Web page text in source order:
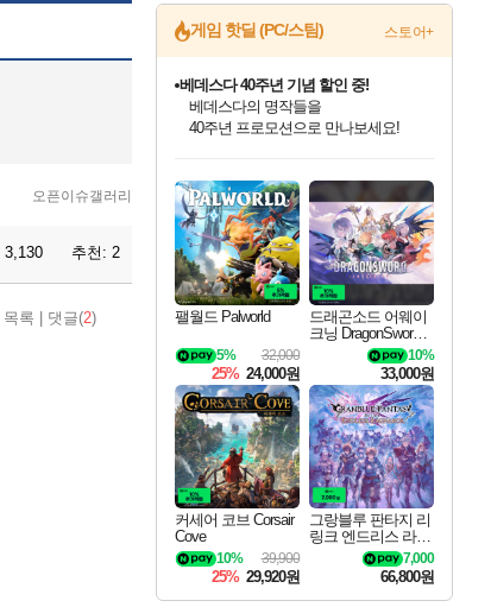
오픈이슈갤러리
3,130 추천: 2
목록 댓글(2)
게임 핫딜 (PC/스팀) 스토어+
최대 90% 할인가를 만나보세요!
네이버혜택과 함께 만나보세요!
50%할인&추가 적립까지!
이니&베니 혜택까지!
네이버 혜택가와 함께 예약하세요!
할인&네이버혜택으로 만나보세요!
네이버페이 혜택과 만나보세요!
베데스다 40주년 기념 할인 중!
베데스다의 명작들을
40주년 프로모션으로 만나보세요!
네이버 포인트 혜택까지!
할인가에 만나보세요!
일부 에디션 상시 할인!
혜택으로 예약 판매 중
편안하게 충전하세요
팰월드 Palworld
32,000
5%
25% 24,000원
드래곤소드 어웨이
크닝 DragonSword A
10%
33,000원
커세어 코브 Corsair
Cove
39,900
10%
25% 29,920원
그랑블루 판타지 리
링크 엔드리스 라그
나로크 Granblue Fa
ntasy Relink Endless
7,000
66,800원